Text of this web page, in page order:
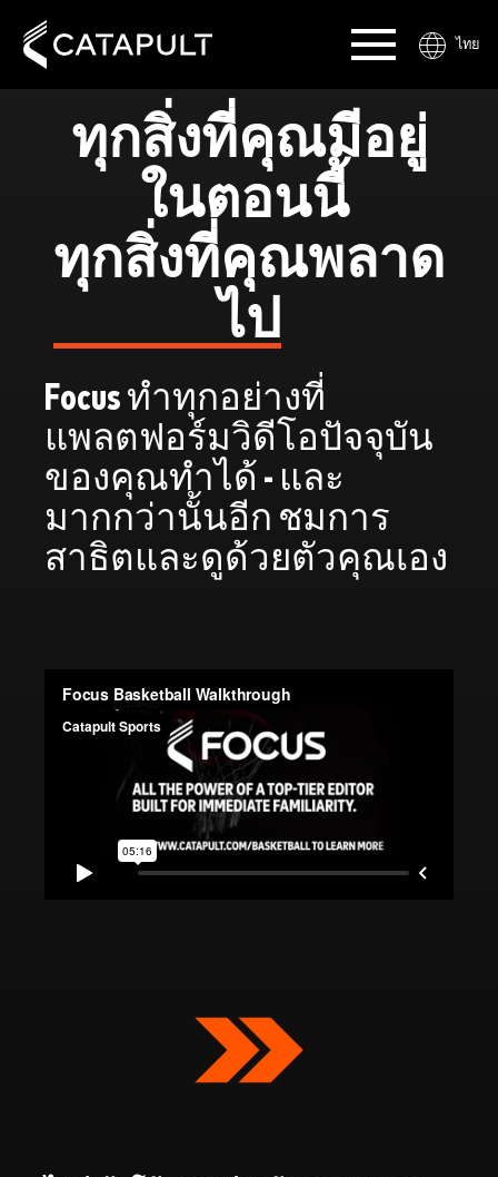
ไทย
ทุกสิ่งที่คุณมีอยู่
ในตอนนี้
ทุกสิ่งที่คุณพลาด
ไป
Focus ทำทุกอย่างที่
แพลตฟอร์มวิดีโอปัจจุบัน
ของคุณทำได้ - และ
มากกว่านั้นอีก ชมการ
สาธิตและดูด้วยตัวคุณเอง